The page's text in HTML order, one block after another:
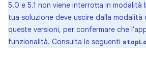
5.0 e 5.1 non viene interrotta in modalità
tua soluzione deve uscire dalla
queste versioni, per confermare che
funzionalità. Consulta le seguenti